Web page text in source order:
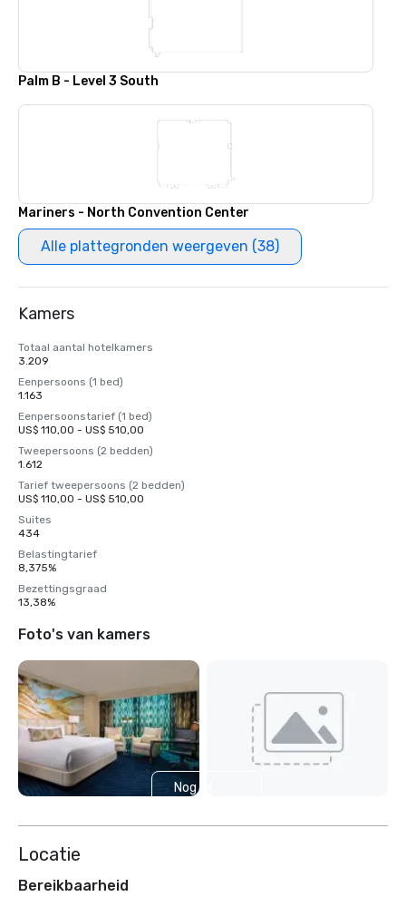
Palm B - Level 3 South
Mariners - North Convention Center
Alle plattegronden weergeven (38)
Kamers
Totaal aantal hotelkamers
3.209
Eenpersoons (1 bed)
1.163
Eenpersoonstarief (1 bed)
US$ 110,00 - US$ 510,00
Tweepersoons (2 bedden)
1.612
Tarief tweepersoons (2 bedden)
US$ 110,00 - US$ 510,00
Suites
434
Belastingtarief
8,375%
Bezettingsgraad
13,38%
Foto's van kamers
Nog 14
Locatie
Bereikbaarheid